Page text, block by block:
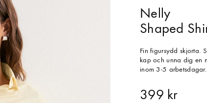
Nelly
Shaped
Fin figursydd skjorta.
kap och unna dig en
inom 3-5 arbetsdagar.
399 kr